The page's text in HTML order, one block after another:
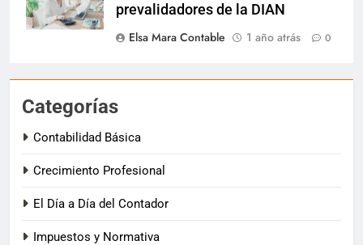
prevalidadores de la DIAN
Elsa Mara Contable
1 año atrás 0
Categorías
Contabilidad Básica
Crecimiento Profesional
El Día a Día del Contador
Impuestos y Normativa